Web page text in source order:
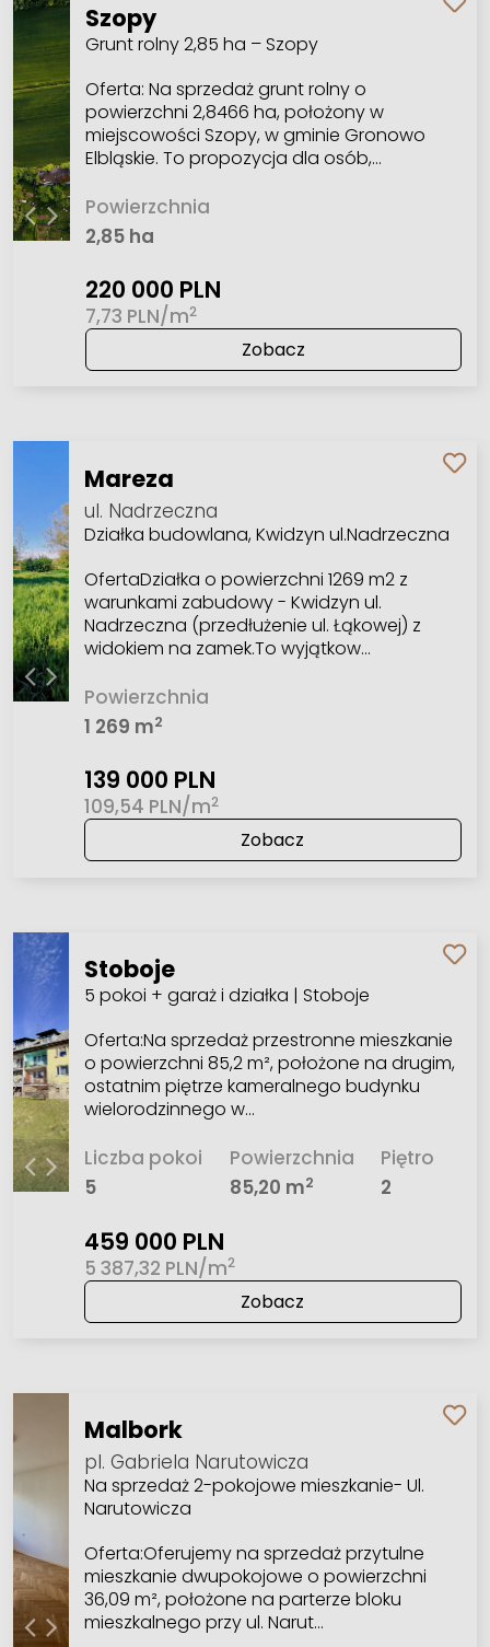
Szopy
Grunt rolny 2,85 ha – Szopy
Oferta: Na sprzedaż grunt rolny o
powierzchni 2,8466 ha, położony w
miejscowości Szopy, w gminie Gronowo
Elbląskie. To propozycja dla osób,…
Powierzchnia
2,85 ha
220 000 PLN
7,73 PLN/m2
Zobacz
Mareza
ul. Nadrzeczna
Działka budowlana, Kwidzyn ul.Nadrzeczna
OfertaDziałka o powierzchni 1269 m2 z
warunkami zabudowy - Kwidzyn ul.
Nadrzeczna (przedłużenie ul. Łąkowej) z
widokiem na zamek.To wyjątkow…
Powierzchnia
1 269 m2
139 000 PLN
109,54 PLN/m2
Zobacz
Stoboje
5 pokoi + garaż i działka | Stoboje
Oferta:Na sprzedaż przestronne mieszkanie
o powierzchni 85,2 m², położone na drugim,
ostatnim piętrze kameralnego budynku
wielorodzinnego w…
Liczba pokoi
5
Powierzchnia
85,20 m2
Piętro
2
459 000 PLN
5 387,32 PLN/m2
Zobacz
Malbork
pl. Gabriela Narutowicza
Na sprzedaż 2-pokojowe mieszkanie- Ul.
Narutowicza
Oferta:Oferujemy na sprzedaż przytulne
mieszkanie dwupokojowe o powierzchni
36,09 m², położone na parterze bloku
mieszkalnego przy ul. Narut…